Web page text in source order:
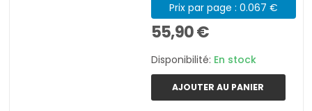
Prix par page : 0.067 €
55,90 €
Disponibilité: En stock
AJOUTER AU PANIER